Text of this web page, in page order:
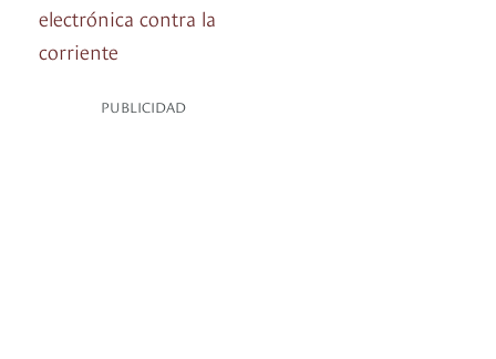
electrónica contra la
corriente
PUBLICIDAD